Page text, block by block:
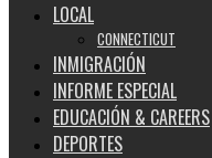
LOCAL
CONNECTICUT
INMIGRACIÓN
INFORME ESPECIAL
EDUCACIÓN & CAREERS
DEPORTES